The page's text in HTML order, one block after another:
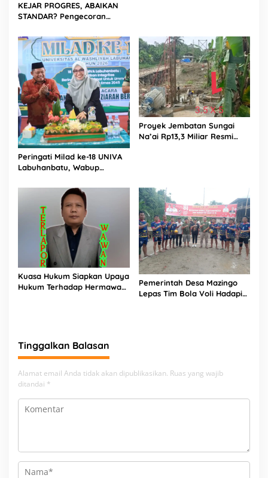
KEJAR PROGRES, ABAIKAN
STANDAR? Pengecoran
Rp87,34 Miliar Sukma Nias,
Konsultan, Pengawas dan
PPK Bungkam
Peringati Milad ke-18 UNIVA
Labuhanbatu, Wabup
Unggul Menuju Indonesia
Proyek Jembatan Sungai
Na’ai Rp13,3 Miliar Resmi
Kuasa Hukum Siapkan Upaya
Hukum Terhadap Hermawan
Pemerintah Desa Mazingo
Lepas Tim Bola Voli Hadapi
Tinggalkan Balasan
Alamat email Anda tidak akan dipublikasikan. Ruas yang wajib
ditandai *